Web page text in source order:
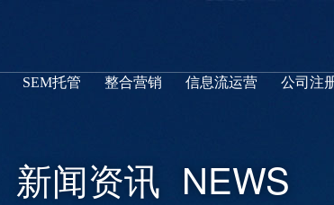
SEM托管 整合营销 信息流运营 公司注
新闻资讯 NEWS